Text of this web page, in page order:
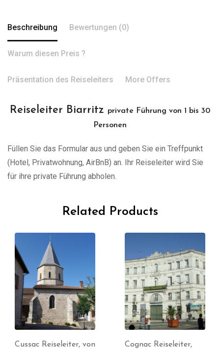
Beschreibung Bewertungen (0)
Warum diesen Preis ?
Präsentation des Reiseleiters More Offers
Reiseleiter Biarritz private Führung von 1 bis 30
Personen
Füllen Sie das Formular aus und geben Sie ein Treffpunkt
(Hotel, Privatwohnung, AirBnB) an. Ihr Reiseleiter wird Sie
für ihre private Führung abholen.
Related Products
Cussac Reiseleiter, von
Cognac Reiseleiter,